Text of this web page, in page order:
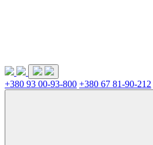
+380 93 00-93-800 +380 67 81-90-212